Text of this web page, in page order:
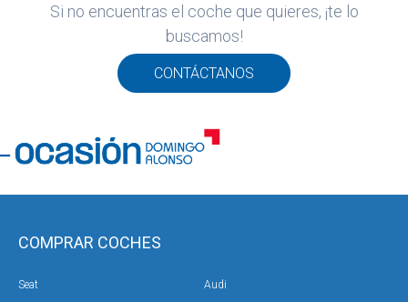
Si no encuentras el coche que quieres, ¡te lo
buscamos!
CONTÁCTANOS
COMPRAR COCHES
Seat Audi